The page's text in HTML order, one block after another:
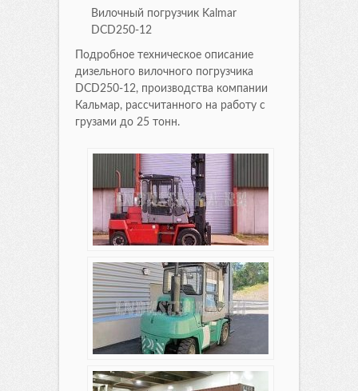
Вилочный погрузчик Kalmar
DCD250-12
Подробное техническое описание
дизельного вилочного погрузчика
DCD250-12, производства компании
Кальмар, рассчитанного на работу с
грузами до 25 тонн.